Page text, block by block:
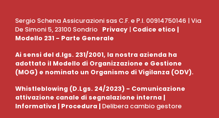
Sergio Schena Assicurazioni sas C.F. e P.I. 00914750146 | Via
De Simoni 5, 23100 Sondrio Privacy | Codice etico |
Modello 231 - Parte Generale
Ai sensi del d.lgs. 231/2001, la nostra azienda ha
adottato il Modello di Organizzazione e Gestione
(MOG) e nominato un Organismo di Vigilanza (ODV).
Whistleblowing (D.Lgs. 24/2023) - Comunicazione
attivazione canale di segnalazione interna |
Informativa | Procedura |Delibera cambio gestore